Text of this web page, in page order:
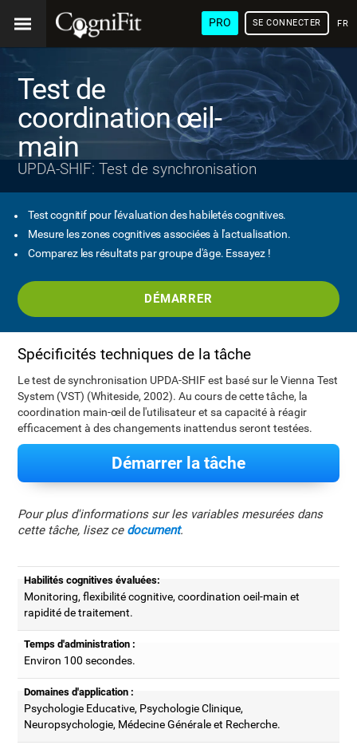
PRO SE CONNECTER
Test de
coordination œil-
main
UPDA-SHIF: Test de synchronisation
Test cognitif pour l'évaluation des habiletés cognitives.
Mesure les zones cognitives associées à l'actualisation.
Comparez les résultats par groupe d'âge. Essayez !
DÉMARRER
Spécificités techniques de la tâche
Le test de synchronisation UPDA-SHIF est basé sur le Vienna Test
System (VST) (Whiteside, 2002). Au cours de cette tâche, la
coordination main-œil de l'utilisateur et sa capacité à réagir
efficacement à des changements inattendus seront testées.
Démarrer la tâche
Pour plus d'informations sur les variables mesurées dans
cette tâche, lisez ce document.
Habilités cognitives évaluées:
Monitoring, flexibilité cognitive, coordination oeil-main et
rapidité de traitement.
Temps d'administration :
Environ 100 secondes.
Domaines d'application :
Psychologie Educative, Psychologie Clinique,
Neuropsychologie, Médecine Générale et Recherche.